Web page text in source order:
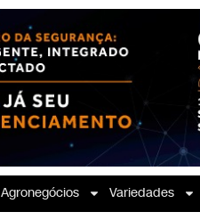
Agronegócios Variedades